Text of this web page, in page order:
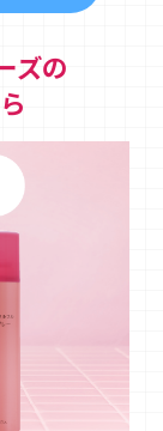
ズの